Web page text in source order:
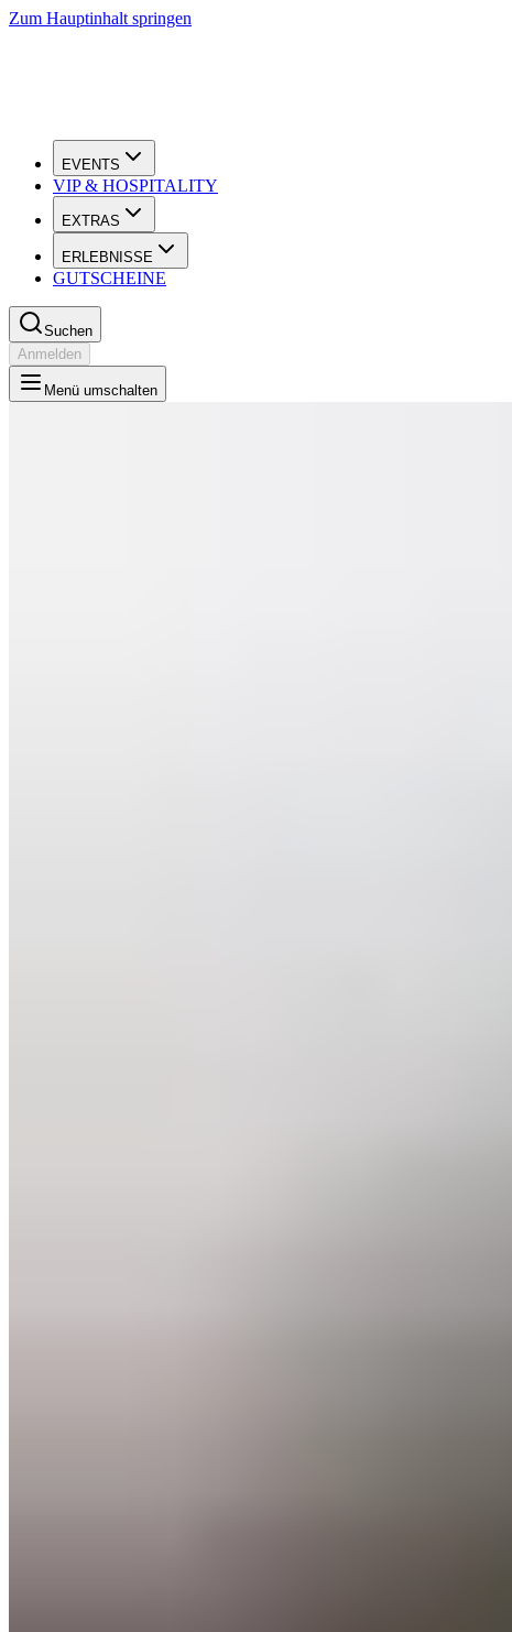
Zum Hauptinhalt springen
EVENTS
VIP & HOSPITALITY
EXTRAS
ERLEBNISSE
GUTSCHEINE
Suchen
Anmelden
Menü umschalten